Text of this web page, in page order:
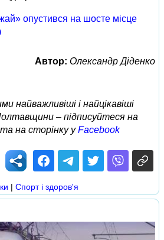
опустився на шосте місце
Автор: Олександр Діденко
найважливіші і найцікавіші
– підписуйтеся на
та на сторінку уFacebook
| Спорт і здоров'я